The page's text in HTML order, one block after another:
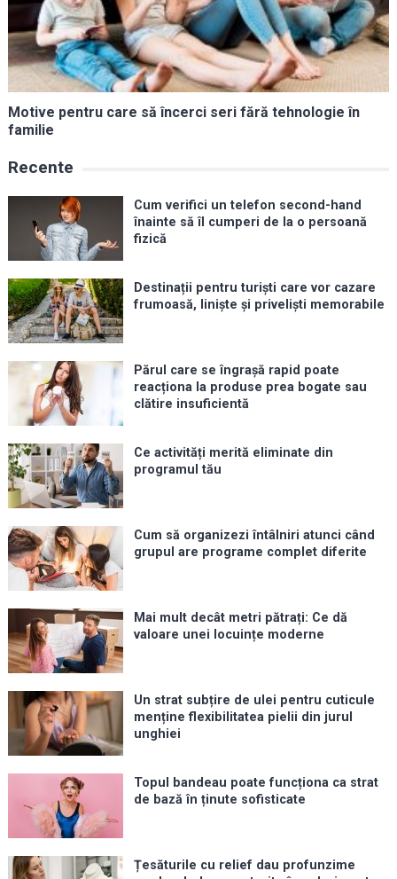
Motive pentru care să încerci seri fără tehnologie în
familie
Recente
Cum verifici un telefon second-hand
înainte să îl cumperi de la o persoană
fizică
Destinații pentru turiști care vor cazare
frumoasă, liniște și priveliști memorabile
Părul care se îngrașă rapid poate
reacționa la produse prea bogate sau
clătire insuficientă
Ce activități merită eliminate din
programul tău
Cum să organizezi întâlniri atunci când
grupul are programe complet diferite
Mai mult decât metri pătrați: Ce dă
valoare unei locuințe moderne
Un strat subțire de ulei pentru cuticule
menține flexibilitatea pielii din jurul
unghiei
Topul bandeau poate funcționa ca strat
de bază în ținute sofisticate
Țesăturile cu relief dau profunzime